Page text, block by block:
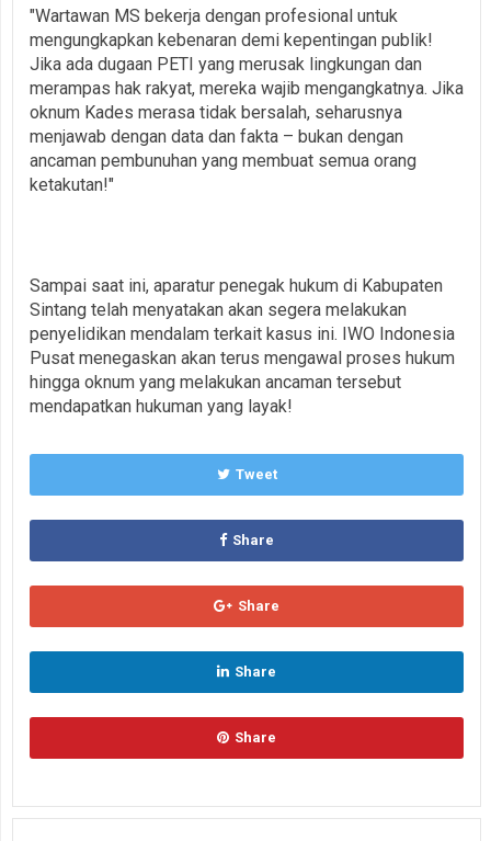
"Wartawan MS bekerja dengan profesional untuk
mengungkapkan kebenaran demi kepentingan publik!
Jika ada dugaan PETI yang merusak lingkungan dan
merampas hak rakyat, mereka wajib mengangkatnya. Jika
oknum Kades merasa tidak bersalah, seharusnya
menjawab dengan data dan fakta – bukan dengan
ancaman pembunuhan yang membuat semua orang
ketakutan!"
Sampai saat ini, aparatur penegak hukum di Kabupaten
Sintang telah menyatakan akan segera melakukan
penyelidikan mendalam terkait kasus ini. IWO Indonesia
Pusat menegaskan akan terus mengawal proses hukum
hingga oknum yang melakukan ancaman tersebut
mendapatkan hukuman yang layak!
Tweet
Share
Share
Share
Share